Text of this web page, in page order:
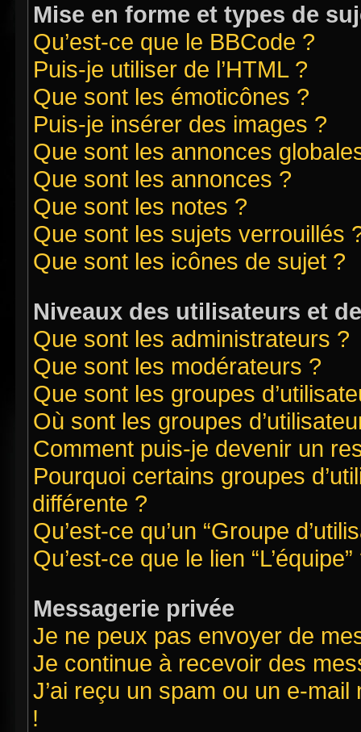
Mise en forme et types de
Qu’est-ce que le BBCode ?
Puis-je utiliser de l’HTML ?
Que sont les émoticônes ?
Puis-je insérer des images ?
Que sont les annonces
Que sont les annonces ?
Que sont les notes ?
Que sont les sujets verrouillés
Que sont les icônes de sujet ?
Niveaux des utilisateurs et
Que sont les administrateurs ?
Que sont les modérateurs ?
Que sont les groupes
Où sont les groupes
Comment puis-je devenir un
Pourquoi certains groupes
différente ?
Qu’est-ce qu’un “Groupe
Qu’est-ce que le lien “L’équipe”
Messagerie privée
Je ne peux pas envoyer de
Je continue à recevoir des
J’ai reçu un spam ou un e-
!